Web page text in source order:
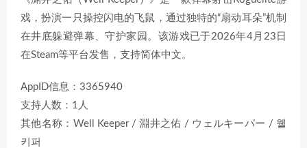
戏，扮演一只操控闪电的飞鼠，通过独特的“扇动耳朵”机制
在井底躲避弹幕、守护家园。该游戏已于2026年4月23日
在Steam等平台发售，支持简体中文。
AppID信息：3365940
支持人数：1人
其他名称：Well Keeper / 淵井之佑 / ウェルキーパー / 웰
키퍼